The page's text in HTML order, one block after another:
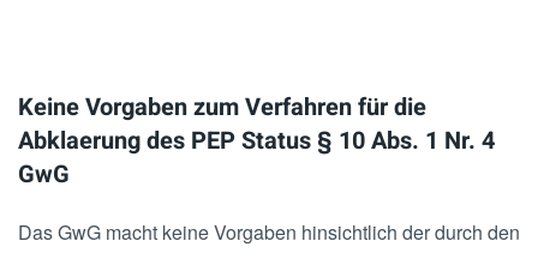
Keine Vorgaben zum Verfahren für die
Abklaerung des PEP Status § 10 Abs. 1 Nr. 4
GwG
Das GwG macht keine Vorgaben hinsichtlich der durch den